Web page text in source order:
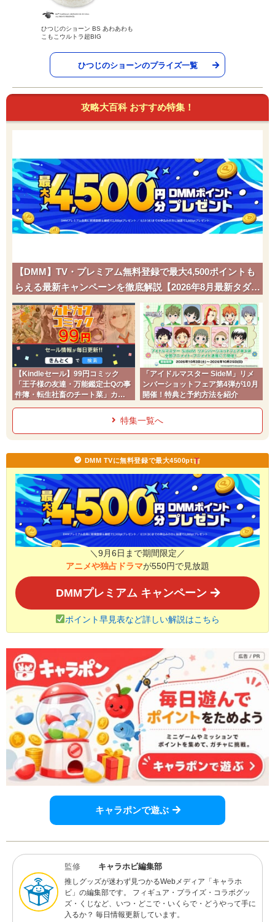
ひつじのショーン BS あわあわも
こもこウルトラ超BIG
ひつじのショーンのプライズ一覧
攻略大百科 おすすめ特集！
【DMM】TV・プレミアム無料登録で最大4,500ポイントも
らえる最新キャンペーンを徹底解説【2026年8月最新タダポ
チ】
【Kindleセール】99円コミック
「王子様の友達・万能鑑定士Qの事
件簿・転生社畜のチート菜」カド
「アイドルマスター SideM」リメ
ンバーショットフェア第4弾が10月
開催！特典と予約方法を紹介
特集一覧へ
DMM TVに無料登録で最大4500pt
＼9月6日まで期間限定／
アニメや独占ドラマが550円で見放題
DMMプレミアム キャンペーン
ポイント早見表など詳しい解説はこちら
キャラポンで遊ぶ
監修 キャラホビ編集部
推しグッズが迷わず見つかるWebメディア「キャラホ
ビ」の編集部です。 フィギュア・プライズ・コラボグッ
ズ・くじなど、いつ・どこで・いくらで・どうやって手に
入るか？ 毎日情報更新しています。